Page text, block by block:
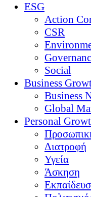
ESG
Action
CSR
Social
Business
Business
Global
Personal
Διατροφή
Υγεία
Άσκηση